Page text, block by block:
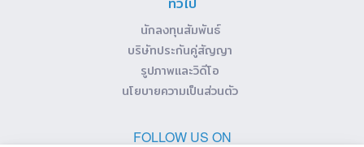
นักลงทุนสัมพันธ์
บริษัทประกันคู่สัญญา
รูปภาพและวิดีโอ
นโยบายความเป็นส่วนตัว
FOLLOW US ON